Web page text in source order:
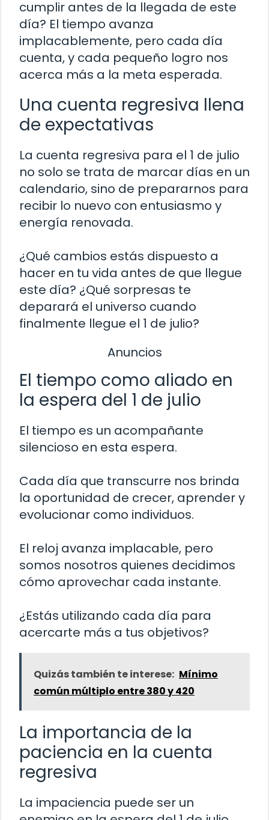
cumplir antes de la llegada de este
día? El tiempo avanza
implacablemente, pero cada día
cuenta, y cada pequeño logro nos
acerca más a la meta esperada.
Una cuenta regresiva llena
de expectativas
La cuenta regresiva para el 1 de julio
no solo se trata de marcar días en un
calendario, sino de prepararnos para
recibir lo nuevo con entusiasmo y
energía renovada.
¿Qué cambios estás dispuesto a
hacer en tu vida antes de que llegue
este día? ¿Qué sorpresas te
deparará el universo cuando
finalmente llegue el 1 de julio?
Anuncios
El tiempo como aliado en
la espera del 1 de julio
El tiempo es un acompañante
silencioso en esta espera.
Cada día que transcurre nos brinda
la oportunidad de crecer, aprender y
evolucionar como individuos.
El reloj avanza implacable, pero
somos nosotros quienes decidimos
cómo aprovechar cada instante.
¿Estás utilizando cada día para
acercarte más a tus objetivos?
Quizás también te interese: Mínimo
común múltiplo entre 380 y 420
La importancia de la
paciencia en la cuenta
regresiva
La impaciencia puede ser un